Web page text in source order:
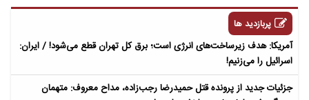
پربازدید ها
آمریکا: هدف زیرساخت‌های انرژی است؛ برق کل تهران قطع می‌شود! / ایران:
اسرائیل را می‌زنیم!
جزئیات جدید از پرونده قتل حمیدرضا رجب‌زاده، مداح معروف: متهمان